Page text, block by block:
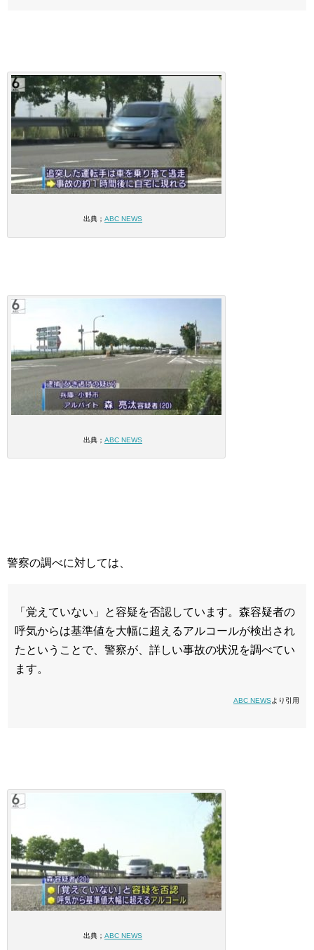
出典； ABC NEWS
出典； ABC NEWS
警察の調べに対しては、
「覚えていない」と容疑を否認しています。森容疑者の
呼気からは基準値を大幅に超えるアルコールが検出され
たということで、警察が、詳しい事故の状況を調べてい
ます。
ABC NEWSより引用
出典； ABC NEWS